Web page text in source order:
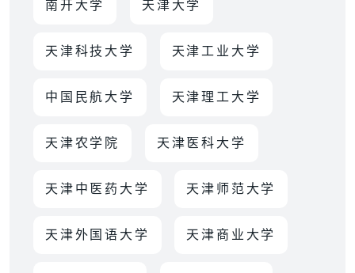
南开大学 天津大学
天津科技大学 天津工业大学
中国民航大学 天津理工大学
天津农学院 天津医科大学
天津中医药大学 天津师范大学
天津外国语大学 天津商业大学